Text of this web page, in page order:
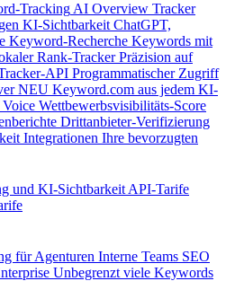
Tracking AI Overview Tracker
KI-Sichtbarkeit ChatGPT,
Keyword-Recherche Keywords mit
Rank-TrackerPräzision auf
API Programmatischer Zugriff
NEU Keyword.com aus jedem KI-
Voice Wettbewerbsvisibilitäts-Score
Drittanbieter-Verifizierung
Integrationen Ihre bevorzugten
und KI-Sichtbarkeit API-Tarife
für Agenturen Interne Teams SEO
Unbegrenzt viele Keywords